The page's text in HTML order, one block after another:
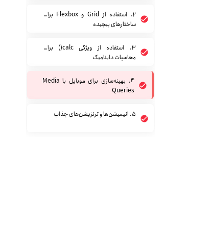
۲. استفاده از Grid و Flexbox برای
ساختارهای پیچیده
۳. استفاده از ویژگی calc() برای
محاسبات داینامیک
۴. بهینه‌سازی برای موبایل با Media
Queries
۵. انیمیشن‌ها و ترنزیشن‌های جذاب